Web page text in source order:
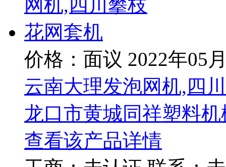
价格：面议 2022年05
云南大理发泡网机,四
龙口市黄城同祥塑料机
查看该产品详情